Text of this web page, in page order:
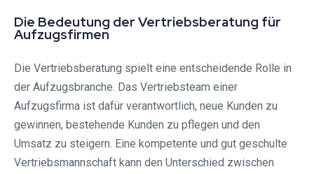
Die Bedeutung der Vertriebsberatung für
Aufzugsfirmen
Die Vertriebsberatung spielt eine entscheidende Rolle in
der Aufzugsbranche. Das Vertriebsteam einer
Aufzugsfirma ist dafür verantwortlich, neue Kunden zu
gewinnen, bestehende Kunden zu pflegen und den
Umsatz zu steigern. Eine kompetente und gut geschulte
Vertriebsmannschaft kann den Unterschied zwischen